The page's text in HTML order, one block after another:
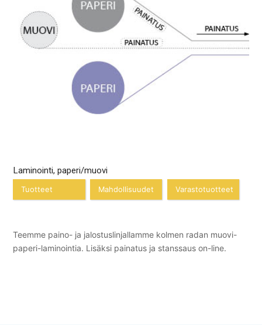
Laminointi, paperi/muovi
Tuotteet Mahdollisuudet Varastotuotteet
Teemme paino- ja jalostuslinjallamme kolmen radan muovi-
paperi-laminointia. Lisäksi painatus ja stanssaus on-line.